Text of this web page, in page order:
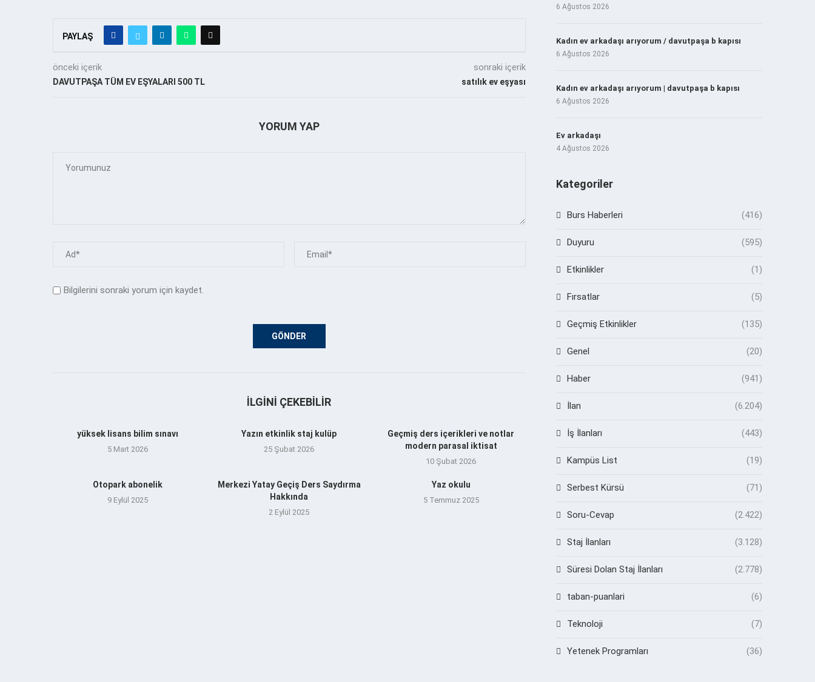
PAYLAŞ
önceki içerik
DAVUTPAŞA TÜM EV EŞYALARI 500 TL
sonraki içerik
satılık ev eşyası
YORUM YAP
Bilgilerini sonraki yorum için kaydet.
İLGINI ÇEKEBILIR
yüksek lisans bilim sınavı
5 Mart 2026
Yazın etkinlik staj kulüp
25 Şubat 2026
Geçmiş ders içerikleri ve notlar
modern parasal iktisat
10 Şubat 2026
Otopark abonelik
9 Eylül 2025
Merkezi Yatay Geçiş Ders Saydırma
Hakkında
2 Eylül 2025
Yaz okulu
5 Temmuz 2025
6 Ağustos 2026
Kadın ev arkadaşı arıyorum / davutpaşa b kapısı
6 Ağustos 2026
Kadın ev arkadaşı arıyorum | davutpaşa b kapısı
6 Ağustos 2026
Ev arkadaşı
4 Ağustos 2026
Kategoriler
Burs Haberleri (416)
Duyuru (595)
Etkinlikler (1)
Fırsatlar (5)
Geçmiş Etkinlikler (135)
Genel (20)
Haber (941)
İlan (6.204)
İş İlanları (443)
Kampüs List (19)
Serbest Kürsü (71)
Soru-Cevap (2.422)
Staj İlanları (3.128)
Süresi Dolan Staj İlanları (2.778)
taban-puanlari (6)
Teknoloji (7)
Yetenek Programları (36)